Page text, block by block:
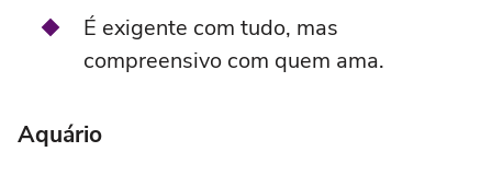
É exigente com tudo, mas
compreensivo com quem ama.
Aquário